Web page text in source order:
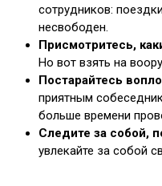
сотрудников:
несвободен.
Присмотритесь,
Но вот взять на
Постарайтесь
приятным
больше времени
Следите за собой,
увлекайте за собой